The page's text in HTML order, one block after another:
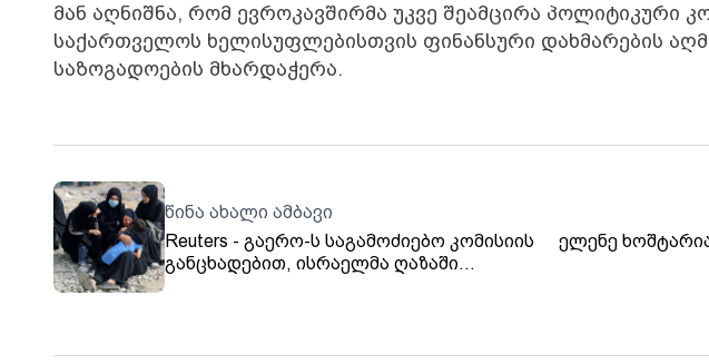
მან აღნიშნა, რომ ევროკავშირმა უკვე შეამცირა პოლიტიკური
საქართველოს ხელისუფლებისთვის ფინანსური დახმარების
საზოგადოების მხარდაჭერა.
წინა ახალი ამბავი
Reuters - გაერო-ს საგამოძიებო კომისიის
განცხადებით, ისრაელმა ღაზაში
ელენე